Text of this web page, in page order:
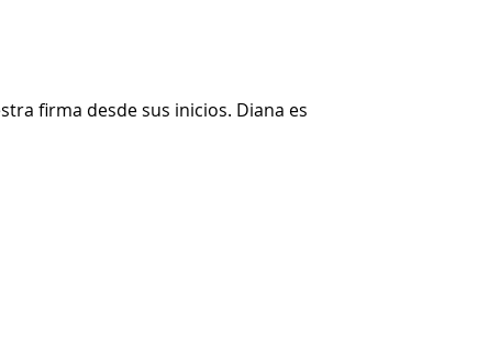
firma desde sus inicios. Diana es